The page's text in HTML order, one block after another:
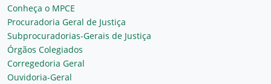
Conheça o MPCE
Procuradoria Geral de Justiça
Subprocuradorias-Gerais de Justiça
Órgãos Colegiados
Corregedoria Geral
Ouvidoria-Geral